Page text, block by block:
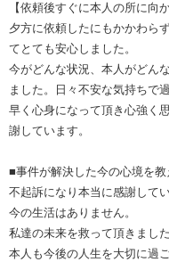
【依頼後すぐに本人の所に向
夕方に依頼したにもかかわら
てとても安心しました。
今がどんな状況、本人がどん
ました。日々不安な気持ちで
早く心身になって頂き心強く
謝しています。
■事件が解決した今の心境を教
不起訴になり本当に感謝して
今の生活はありません。
私達の未来を救って頂きまし
本人も今後の人生を大切に過